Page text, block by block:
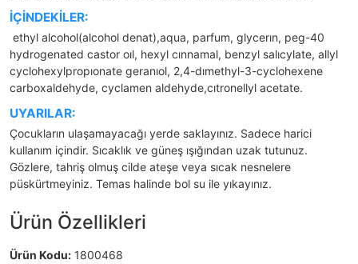
İÇİNDEKİLER:
ethyl alcohol(alcohol denat),aqua, parfum, glycerın, peg-40
hydrogenated castor oıl, hexyl cınnamal, benzyl salıcylate, allyl
cyclohexylpropıonate geranıol, 2,4-dımethyl-3-cyclohexene
carboxaldehyde, cyclamen aldehyde,cıtronellyl acetate.
UYARILAR:
Çocukların ulaşamayacağı yerde saklayınız. Sadece harici
kullanım içindir. Sıcaklık ve güneş ışığından uzak tutunuz.
Gözlere, tahriş olmuş cilde ateşe veya sıcak nesnelere
püskürtmeyiniz. Temas halinde bol su ile yıkayınız.
Ürün Özellikleri
Ürün Kodu: 1800468